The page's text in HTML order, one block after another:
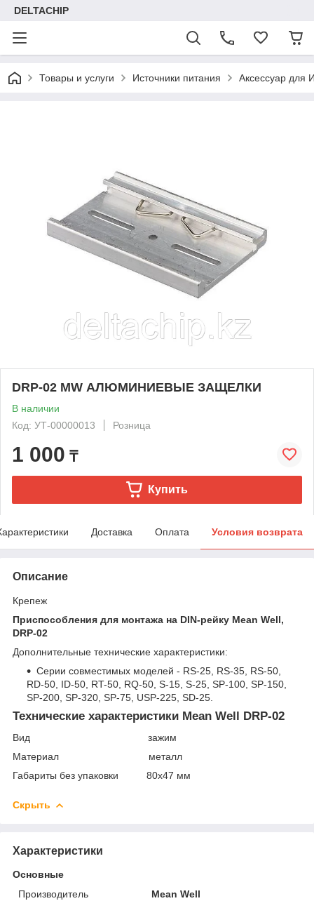
DELTACHIP
Товары и услуги Источники питания Аксессуар для
DRP-02 MW АЛЮМИНИЕВЫЕ ЗАЩЕЛКИ
В наличии
Код: УТ-00000013
Розница
1 000 ₸
Купить
Доставка Оплата Условия возврата
Описание
Крепеж
Приспособления для монтажа на DIN-рейку Mean Well,
DRP-02
Дополнительные технические характеристики:
Серии совместимых моделей - RS-25, RS-35, RS-50,
RD-50, ID-50, RT-50, RQ-50, S-15, S-25, SP-100, SP-150,
SP-200, SP-320, SP-75, USP-225, SD-25.
Технические характеристики Mean Well DRP-02
Вид зажим
Материал металл
Габариты без упаковки 80х47 мм
Скрыть
Характеристики
Основные
Производитель
Mean Well